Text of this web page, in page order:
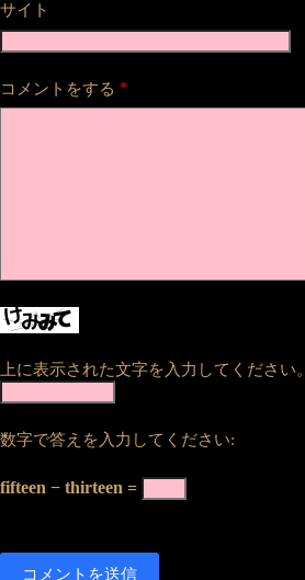
サイト
コメントをする *
上に表示された文字を入力してください。
数字で答えを入力してください:
fifteen − thirteen =
コメントを送信